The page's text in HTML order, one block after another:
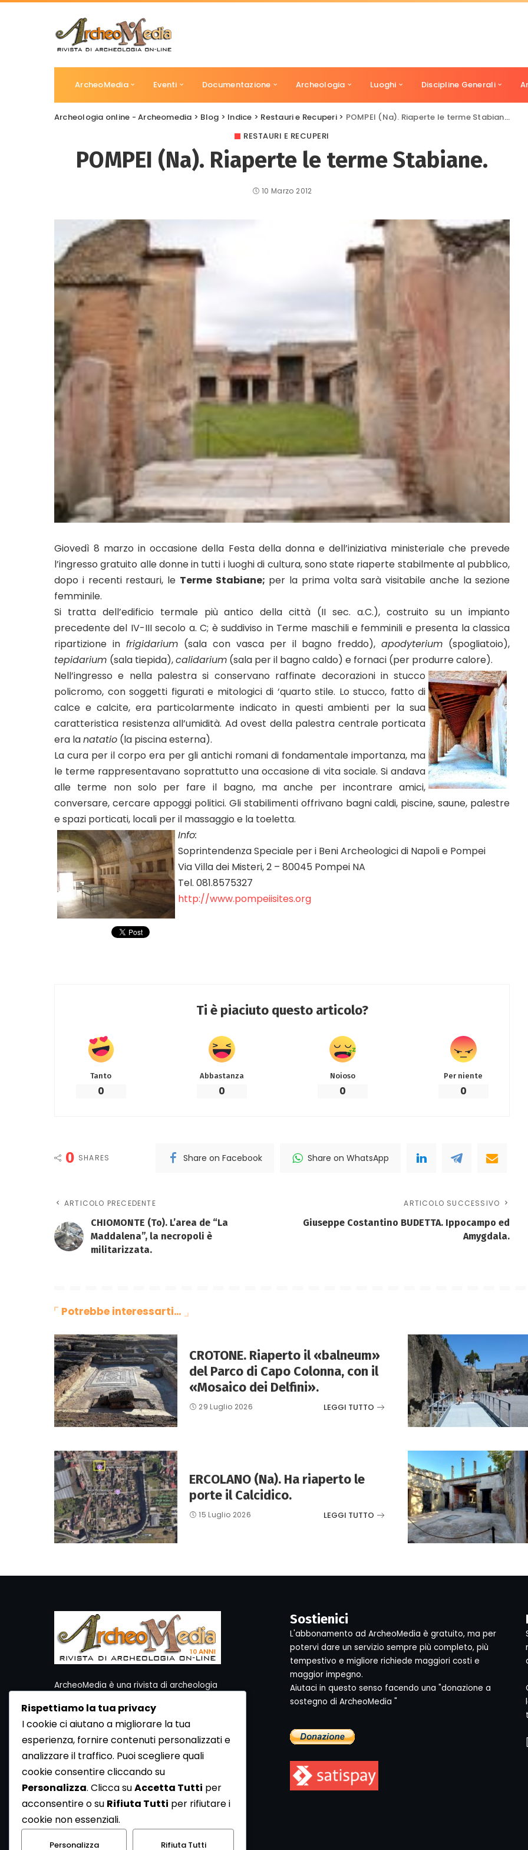
ArcheoMedia Eventi Documentazione Archeologia Luoghi Discipline Generali
Archeologia online - Archeomedia > Blog > Indice > Restauri e Recuperi> POMPEI (Na). Riaperte le terme Stabiane.
RESTAURI E RECUPERI
POMPEI (Na). Riaperte le terme Stabiane.
10 Marzo 2012
Giovedì 8 marzo in occasione della Festa della donna e dell’iniziativa ministeriale che prevede
l’ingresso gratuito alle donne in tutti i luoghi di cultura, sono state riaperte stabilmente al pubblico,
dopo i recenti restauri, le Terme Stabiane; per la prima volta sarà visitabile anche la sezione
femminile.
Si tratta dell’edificio termale più antico della città (II sec. a.C.), costruito su un impianto
precedente del IV-III secolo a. C; è suddiviso in Terme maschili e femminili e presenta la classica
ripartizione in frigidarium(sala con vasca per il bagno freddo),apodyterium (spogliatoio),
tepidarium (sala tiepida),calidarium (sala per il bagno caldo) e fornaci (per produrre calore).
Nell’ingresso e nella palestra si conservano raffinate decorazioni in stucco
policromo, con soggetti figurati e mitologici di ‘quarto stile. Lo stucco, fatto di
calce e calcite, era particolarmente indicato in questi ambienti per la sua
caratteristica resistenza all’umidità. Ad ovest della palestra centrale porticata
era lanatatio (la piscina esterna).
La cura per il corpo era per gli antichi romani di fondamentale importanza, ma
le terme rappresentavano soprattutto una occasione di vita sociale. Si andava
alle terme non solo per fare il bagno, ma anche per incontrare amici,
conversare, cercare appoggi politici. Gli stabilimenti offrivano bagni caldi, piscine, saune, palestre
e spazi porticati, locali per il massaggio e la toeletta.
Info:
Soprintendenza Speciale per i Beni Archeologici di Napoli e Pompei
Via Villa dei Misteri, 2 – 80045 Pompei NA
Tel. 081.8575327
http://www.pompeiisites.org
Ti è piaciuto questo articolo?
Tanto
0
Abbastanza
0
Noioso
0
Per niente
0
0 SHARES Share on Facebook Share on WhatsApp
ARTICOLO PRECEDENTE
CHIOMONTE (To). L’area de “La
Maddalena”, la necropoli è
militarizzata.
ARTICOLO SUCCESSIVO
Giuseppe Costantino BUDETTA. Ippocampo ed
Amygdala.
Potrebbe interessarti…
CROTONE. Riaperto il «balneum»
del Parco di Capo Colonna, con il
«Mosaico dei Delfini».
29 Luglio 2026 LEGGI TUTTO
ERCOLANO (Na). Ha riaperto le
porte il Calcidico.
15 Luglio 2026 LEGGI TUTTO
ArcheoMedia è una rivista di archeologia
Per contattare la Redazione potete utilizzare i
seguenti recapiti:
Redazione ArcheoMedia c/o Mediares S.c.
Via Gioberti 80/D - 10128 Torino
Tel 011.5806363 - Fax 011.5808561
http://www.mediares.to.it
http://www.didatticatorino.it
Sostienici
L'abbonamento ad ArcheoMedia è gratuito, ma per
potervi dare un servizio sempre più completo, più
tempestivo e migliore richiede maggiori costi e
maggior impegno.
Aiutaci in questo senso facendo una "donazione a
sostegno di ArcheoMedia "
[
Rispettiamo la tua privacy
I cookie ci aiutano a migliorare la tua
esperienza, fornire contenuti personalizzati e
analizzare il traffico. Puoi scegliere quali
cookie consentire cliccando su
Personalizza. Clicca suAccetta Tutti per
acconsentire o su Rifiuta Tutti per rifiutare i
cookie non essenziali.
Personalizza Rifiuta Tutti